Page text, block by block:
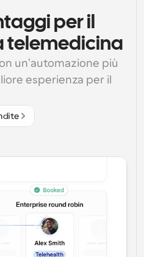
per il
telemedicina
un'automazione più
esperienza per il